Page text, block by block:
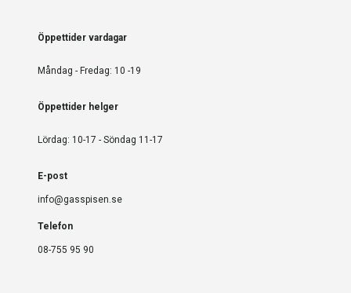
Öppettider vardagar
Måndag - Fredag: 10 -19
Öppettider helger
Lördag: 10-17 - Söndag 11-17
E-post
info@gasspisen.se
Telefon
08-755 95 90